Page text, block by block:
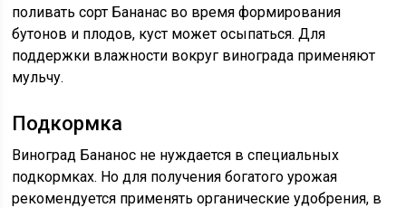
поливать сорт Бананас во время формирования
бутонов и плодов, куст может осыпаться. Для
поддержки влажности вокруг винограда применяют
мульчу.
Подкормка
Виноград Бананос не нуждается в специальных
подкормках. Но для получения богатого урожая
рекомендуется применять органические удобрения, в